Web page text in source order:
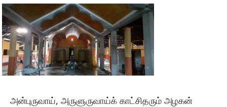
அன்புருவாய், அருளுருவாய்க் காட்சிதரும் அழகன்